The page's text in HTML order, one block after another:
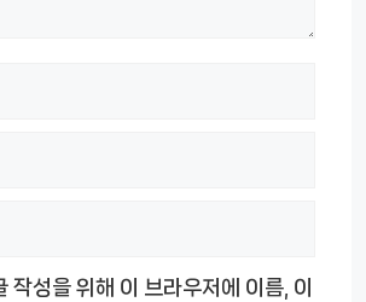
작성을 위해 이 브라우저에 이름, 이